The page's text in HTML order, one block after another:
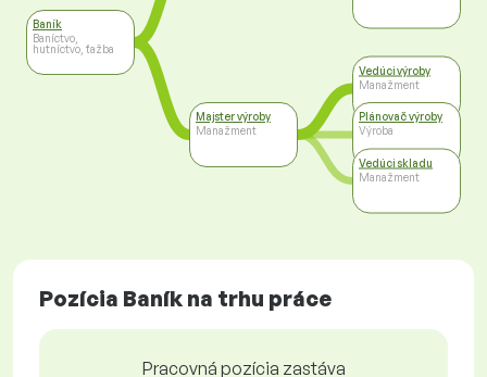
Baník
Baníctvo,
hutníctvo, ťažba
Majster výroby
Manažment
Vedúci výroby
Manažment
Plánovač výroby
Výroba
Vedúci skladu
Manažment
Pozícia Baník na trhu práce
Pracovná pozícia zastáva